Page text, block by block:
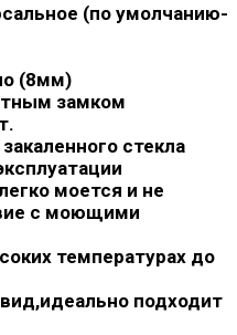
(по умолчанию-
(8мм)
замком
стекла
моется и не
с моющими
температурах до
подходит